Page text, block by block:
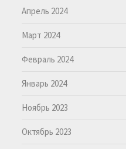
Апрель 2024
Март 2024
Февраль 2024
Январь 2024
Ноябрь 2023
Октябрь 2023